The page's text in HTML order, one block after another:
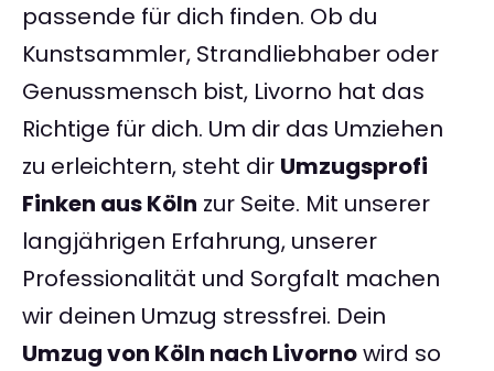
passende für dich finden. Ob du
Kunstsammler, Strandliebhaber oder
Genussmensch bist, Livorno hat das
Richtige für dich. Um dir das Umziehen
zu erleichtern, steht dir Umzugsprofi
Finken aus Köln zur Seite. Mit unserer
langjährigen Erfahrung, unserer
Professionalität und Sorgfalt machen
wir deinen Umzug stressfrei. Dein
Umzug von Köln nach Livornowird so